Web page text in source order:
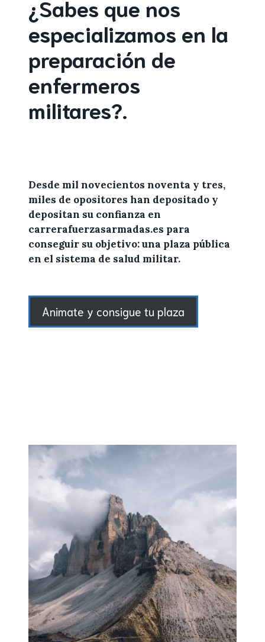
¿Sabes que nos
especializamos en la
preparación de
enfermeros
militares?.
Desde mil novecientos noventa y tres,
miles de opositores han depositado y
depositan su confianza en
carrerafuerzasarmadas.es para
conseguir su objetivo: una plaza pública
en el sistema de salud militar.
Animate y consigue tu plaza